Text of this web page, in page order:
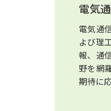
電気
電気通
よび理
報、通
野を網
期待に